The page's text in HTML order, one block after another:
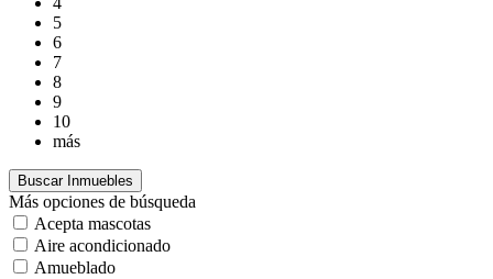
5
6
7
8
9
10
más
Más opciones de búsqueda
Acepta mascotas
Aire acondicionado
Amueblado